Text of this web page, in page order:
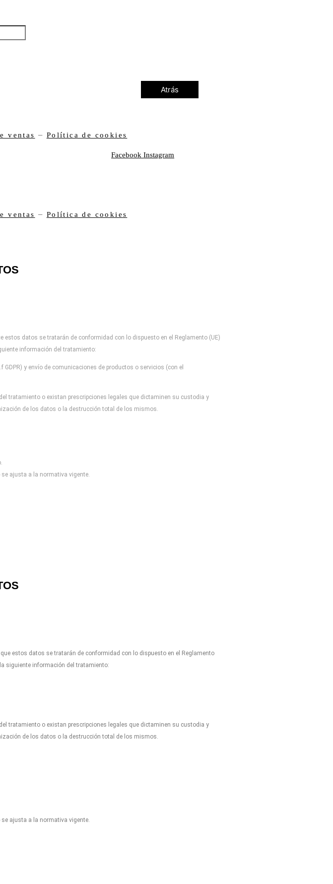
Atrás
ventas – Política de cookies
Facebook Instagram
ventas – Política de cookies
estos datos se tratarán de conformidad con lo dispuesto en el Reglamento (UE)
información del tratamiento:
GDPR) y envío de comunicaciones de productos o servicios (con el
tratamiento o existan prescripciones legales que dictaminen su custodia y
de los datos o la destrucción total de los mismos.
ajusta a la normativa vigente.
estos datos se tratarán de conformidad con lo dispuesto en el Reglamento
la siguiente información del tratamiento:
tratamiento o existan prescripciones legales que dictaminen su custodia y
de los datos o la destrucción total de los mismos.
ajusta a la normativa vigente.